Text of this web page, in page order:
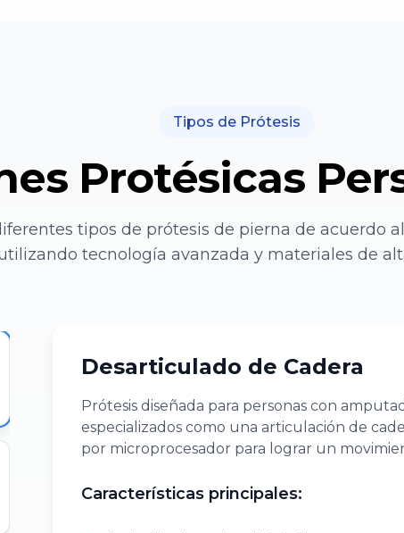
Tipos de Prótesis
Protésicas
tipos de prótesis de pierna de acuerdo
tecnología avanzada y materiales de
Desarticulado de Cadera
Prótesis diseñada para personas con
especializados como una articulación de
por microprocesador para lograr un
Características principales: